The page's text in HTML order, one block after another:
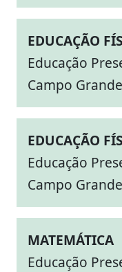
EDUCAÇÃO
Educação
Campo
EDUCAÇÃO
Educação
Campo
MATEMÁTICA
Educação